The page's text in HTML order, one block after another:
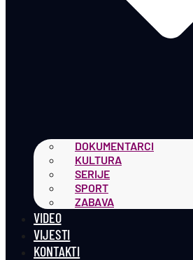
DOKUMENTARCI
KULTURA
SERIJE
SPORT
ZABAVA
VIDEO
VIJESTI
KONTAKTI